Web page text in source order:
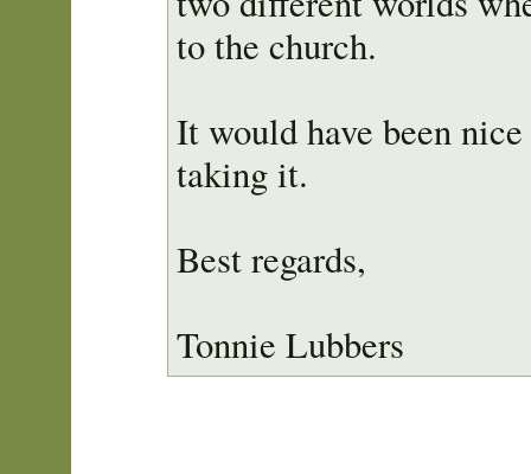
to the church.
It would have been
taking it.
Best regards,
Tonnie Lubbers